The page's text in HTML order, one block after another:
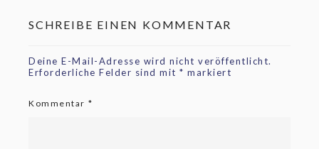
SCHREIBE EINEN KOMMENTAR
Deine E-Mail-Adresse wird nicht veröffentlicht.
Erforderliche Felder sind mit * markiert
Kommentar *